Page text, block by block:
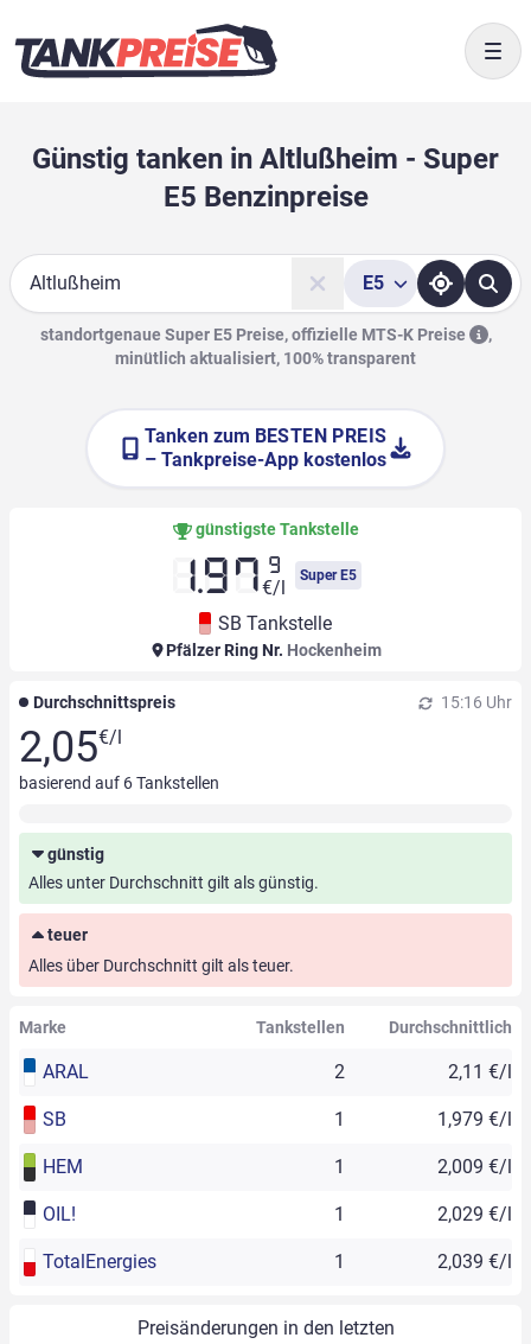
Günstig tanken in Altlußheim - Super
E5 Benzinpreise
Suche
E5
standortgenaue Super E5 Preise, offizielle MTS-K Preise
,
minütlich aktualisiert, 100% transparent
Tanken zum BESTEN PREIS
– Tankpreise-App kostenlos
günstigste Tankstelle
1.97 9
€/l
Super E5
SB Tankstelle
Pfälzer Ring Nr. Hockenheim
Durchschnittspreis 15:16 Uhr
2,05€/l
basierend auf 6Tankstellen
günstig
Alles unter Durchschnitt gilt als günstig.
teuer
Alles über Durchschnitt gilt als teuer.
Marke Tankstellen Durchschnittlich
ARAL 2 2,11 €/l
SB 1 1,979 €/l
HEM 1 2,009 €/l
OIL! 1 2,029 €/l
TotalEnergies 1 2,039 €/l
Preisänderungen in den letzten